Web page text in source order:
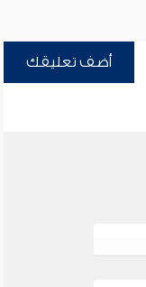
أضف تعليقك